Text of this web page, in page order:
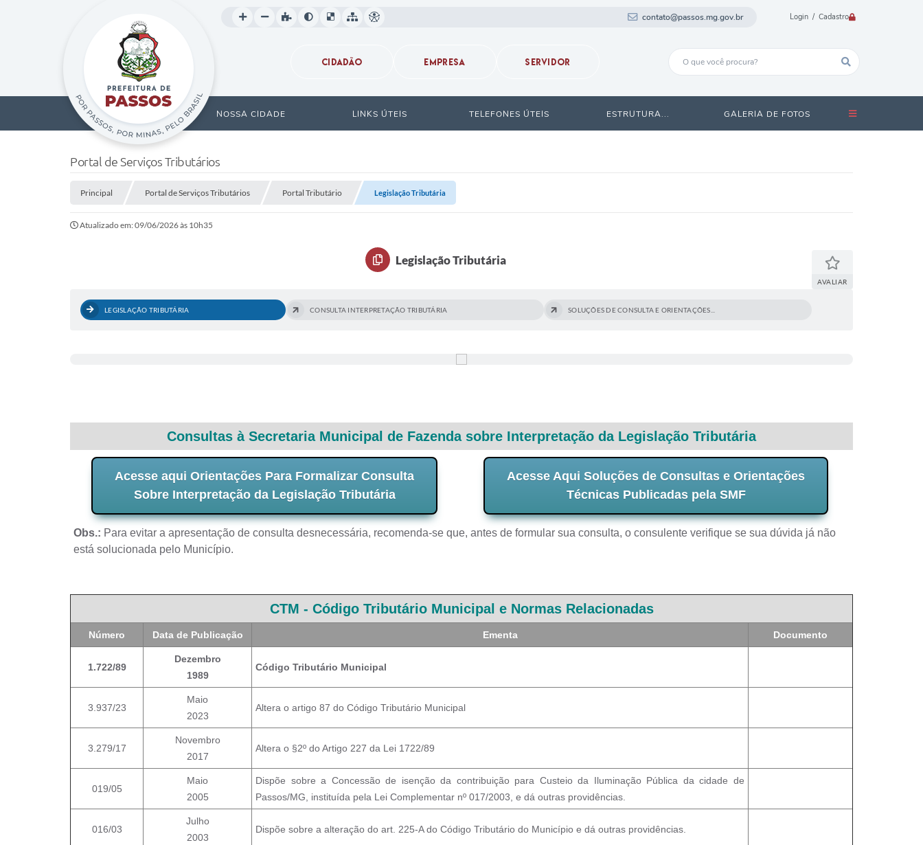
Login / Cadastro
contato@passos.mg.gov.br
CIDADÃO EMPRESA SERVIDOR
NOSSA CIDADE LINKS ÚTEIS TELEFONES ÚTEIS ESTRUTURA... GALERIA DE FOTOS
Portal de Serviços Tributários
Principal Portal de Serviços Tributários Portal Tributário Legislação Tributária
Atualizado em: 09/06/2026 às 10h35
Legislação Tributária
AVALIAR
LEGISLAÇÃO TRIBUTÁRIA CONSULTA INTERPRETAÇÃO TRIBUTÁRIA SOLUÇÕES DE CONSULTA E ORIENTAÇÕES...
Consultas à Secretaria Municipal de Fazenda sobre Interpretação da Legislação Tributária
Acesse aqui Orientações Para Formalizar Consulta
Sobre Interpretação da Legislação Tributária
Acesse Aqui Soluções de Consultas e Orientações
Técnicas Publicadas pela SMF
Obs.: Para evitar a apresentação de consulta desnecessária, recomenda-se que, antes de formular sua consulta, o consulente verifique se sua dúvida já não
está solucionada pelo Município.
CTM - Código Tributário Municipal e Normas Relacionadas
Número Data de Publicação Ementa Documento
1.722/89
Dezembro
1989
Código Tributário Municipal
3.937/23
Maio
2023
Altera o artigo 87 do Código Tributário Municipal
3.279/17
Novembro
2017
Altera o §2º do Artigo 227 da Lei 1722/89
019/05
Maio
2005
Dispõe sobre a Concessão de isenção da contribuição para Custeio da Iluminação Pública da cidade de
Passos/MG, instituída pela Lei Complementar nº 017/2003, e dá outras providências.
016/03
Julho
2003
Dispõe sobre a alteração do art. 225-A do Código Tributário do Município e dá outras providências.